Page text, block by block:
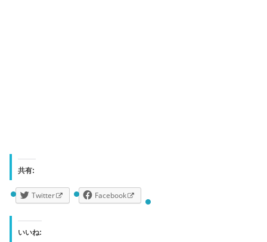
共有:
Twitter Facebook
いいね: